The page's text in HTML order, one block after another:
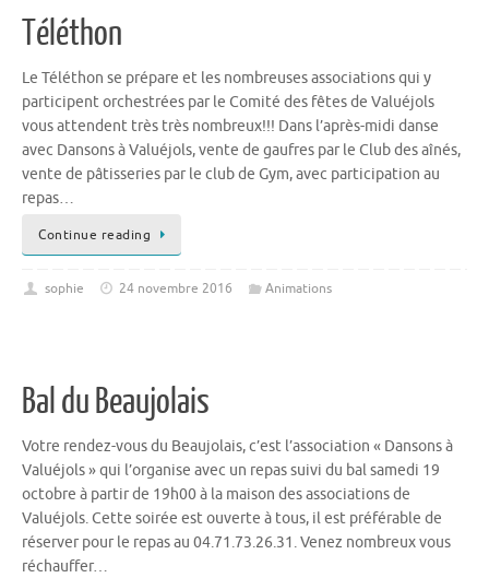
Téléthon
Le Téléthon se prépare et les nombreuses associations qui y
participent orchestrées par le Comité des fêtes de Valuéjols
vous attendent très très nombreux!!! Dans l’après-midi danse
avec Dansons à Valuéjols, vente de gaufres par le Club des aînés,
vente de pâtisseries par le club de Gym, avec participation au
repas…
Continue reading
sophie 24 novembre 2016 Animations
Bal du Beaujolais
Votre rendez-vous du Beaujolais, c’est l’association « Dansons à
Valuéjols » qui l’organise avec un repas suivi du bal samedi 19
octobre à partir de 19h00 à la maison des associations de
Valuéjols. Cette soirée est ouverte à tous, il est préférable de
réserver pour le repas au 04.71.73.26.31. Venez nombreux vous
réchauffer…